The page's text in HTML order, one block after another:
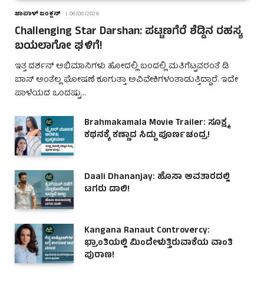
ಜಾಪಾಳ್ ಜಂಕ್ಷನ್ 06/08/2026
Challenging Star Darshan: ಪಟ್ಟಣಗೆರೆ ಶೆಡ್ಡಿನ ರಹಸ್ಯ
ಬಯಲಾಗೋ ಘಳಿಗೆ!
ಇತ್ತ ದರ್ಶನ್ ಅಭಿಮಾನಿಗಳು ಹೋದಲ್ಲಿ ಬಂದಲ್ಲಿ ಮತಿಗೆಟ್ಟವರಂತೆ ಡಿ
ಬಾಸ್ ಅಂತೆಲ್ಲ ಘೋಷಣೆ ಕೂಗುತ್ತಾ ಅವಿವೇಕಿಗಳಂತಾಡುತ್ತಿದ್ದಾರೆ. ಇದೇ
ಪಾಳೆಯದ ಒಂದಷ್ಟು…
Brahmakamala Movie Trailer: ಸೂಕ್ಷ್ಮ
ಕಥನಕ್ಕೆ ಕಣ್ಣಾದ ಸಿದ್ದು ಪೂರ್ಣಚಂದ್ರ!
Daali Dhananjay: ಹೊಸಾ ಅವತಾರದಲ್ಲಿ
ಟಗರು ಡಾಲಿ!
Kangana Ranaut Controvercy:
ಭ್ರಾಂತಿಯಲ್ಲಿ ಮಿಂದೇಳುತ್ತಿರುವಾಕೆಯ ವಾಂತಿ
ಪುರಾಣ!